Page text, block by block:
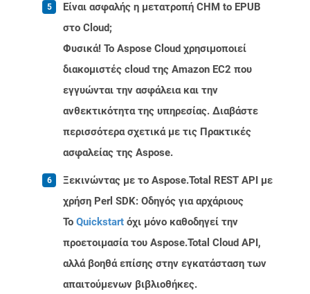
Είναι ασφαλής η μετατροπή CHM to EPUB
στο Cloud;
Φυσικά! Το Aspose Cloud χρησιμοποιεί
διακομιστές cloud της Amazon EC2 που
εγγυώνται την ασφάλεια και την
ανθεκτικότητα της υπηρεσίας. Διαβάστε
περισσότερα σχετικά με τις Πρακτικές
ασφαλείας της Aspose.
Ξεκινώντας με το Aspose.Total REST API με
χρήση Perl SDK: Οδηγός για αρχάριους
Το Quickstart όχι μόνο καθοδηγεί την
προετοιμασία του Aspose.Total Cloud API,
αλλά βοηθά επίσης στην εγκατάσταση των
απαιτούμενων βιβλιοθήκες.